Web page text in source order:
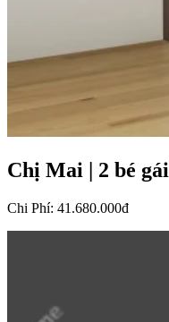
Chị Mai | 2 bé gái
Chi Phí: 41.680.000đ